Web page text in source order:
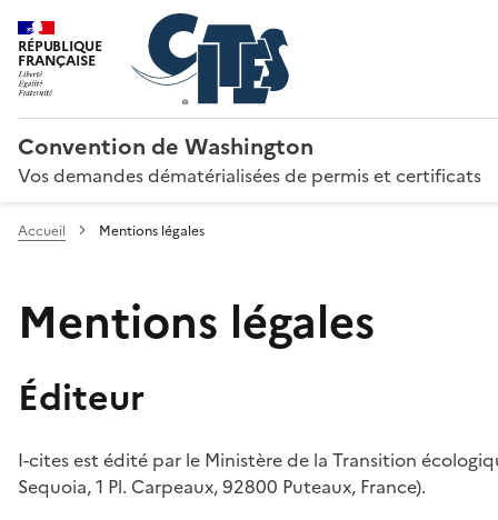
RÉPUBLIQUE
FRANÇAISE
Convention de Washington
Vos demandes dématérialisées de permis et certificats
Accueil Mentions légales
Mentions légales
Éditeur
I-cites est édité par le Ministère de la Transition
Sequoia, 1 Pl. Carpeaux, 92800 Puteaux, France).